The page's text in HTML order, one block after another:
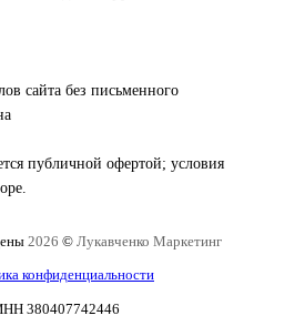
сайта без письменного
публичной офертой; условия
2026 © Лукавченко Маркетинг
конфиденциальности
380407742446